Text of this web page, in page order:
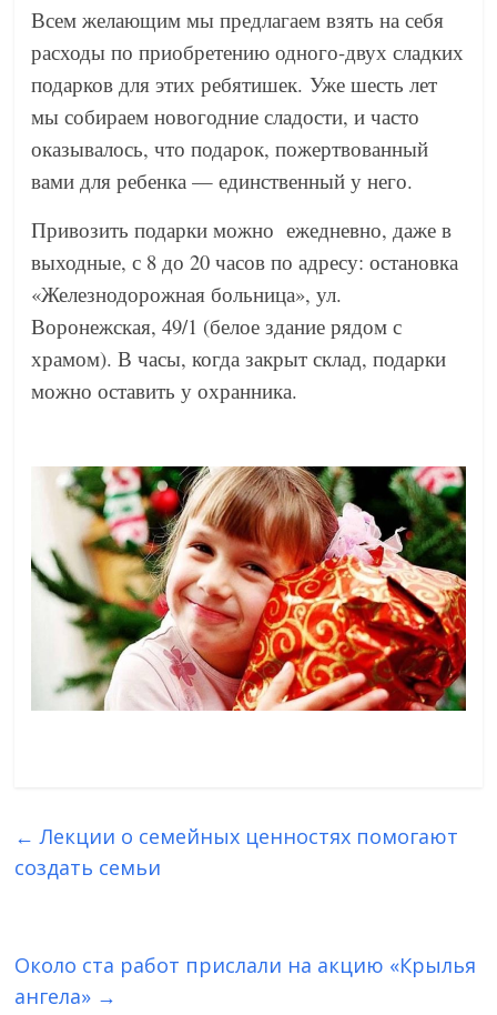
Всем желающим мы предлагаем взять на себя
расходы по приобретению одного-двух сладких
подарков для этих ребятишек. Уже шесть лет
мы собираем новогодние сладости, и часто
оказывалось, что подарок, пожертвованный
вами для ребенка — единственный у него.
Привозить подарки можно ежедневно, даже в
выходные, с 8 до 20 часов по адресу: остановка
«Железнодорожная больница», ул.
Воронежская, 49/1 (белое здание рядом с
храмом). В часы, когда закрыт склад, подарки
можно оставить у охранника.
← Лекции о семейных ценностях помогают
создать семьи
Около ста работ прислали на акцию «Крылья
ангела» →